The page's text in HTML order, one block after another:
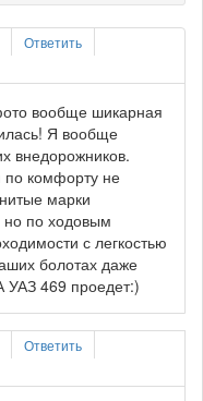
Ответить
вообще шикарная
Я вообще
внедорожников.
по комфорту не
марки
но по ходовым
с легкостью
болотах даже
УАЗ 469 проедет:)
Ответить